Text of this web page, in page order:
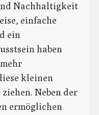
Nachhaltigkeit
einfache
ein
haben
kleinen
Neben der
ermöglichen